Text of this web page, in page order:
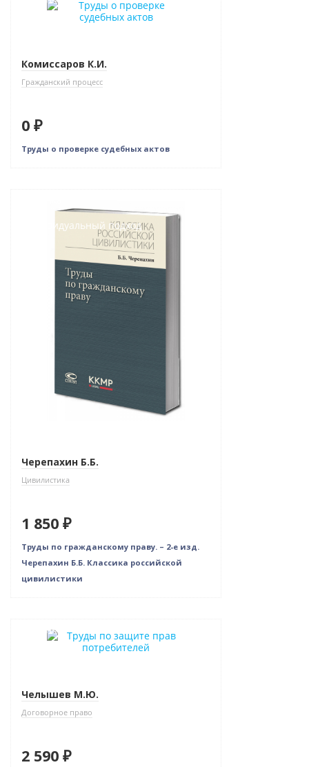
Нет в наличии
Комиссаров К.И.
Гражданский процесс
0 ₽
Труды о проверке судебных актов
Индивидуальный подход
Черепахин Б.Б.
Цивилистика
1 850 ₽
Труды по гражданскому праву. – 2-е изд.
Черепахин Б.Б. Классика российской
цивилистики
Новинка
Челышев М.Ю.
Договорное право
2 590 ₽